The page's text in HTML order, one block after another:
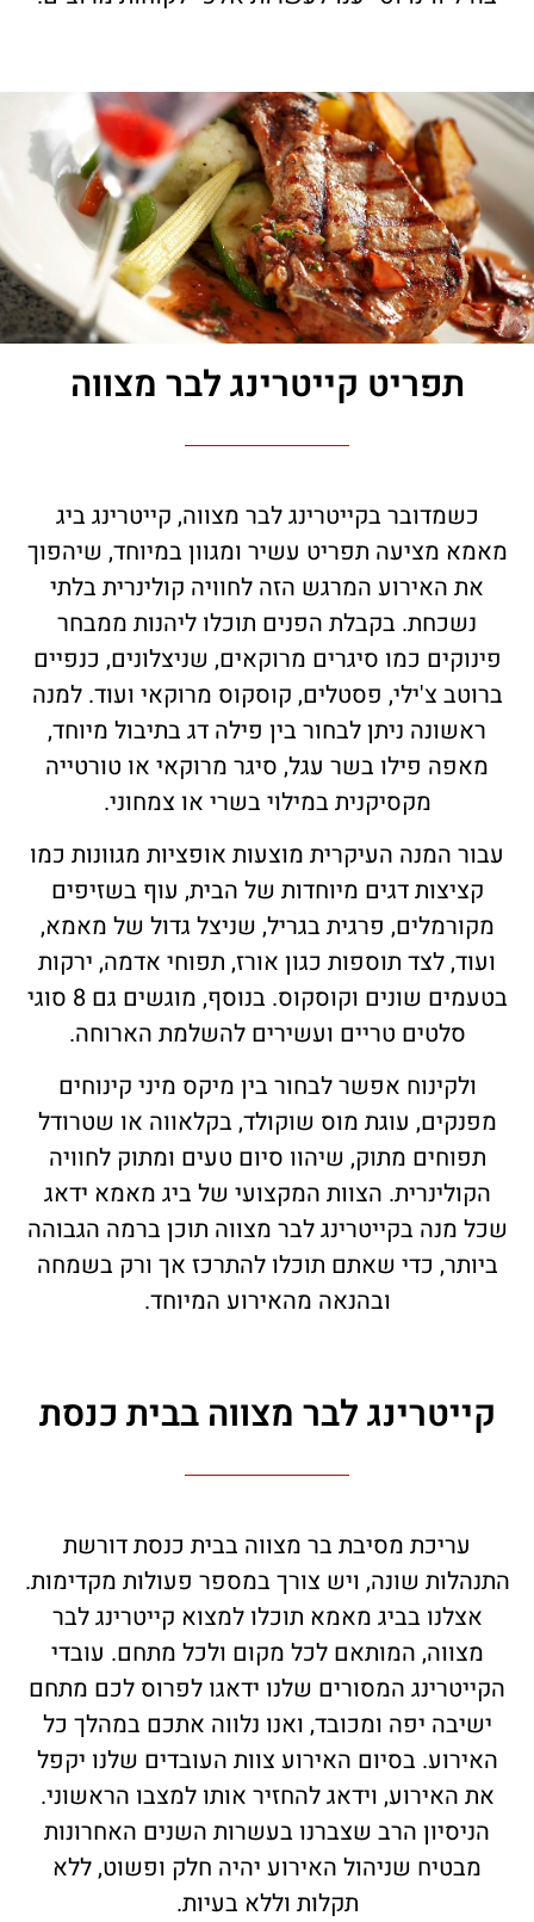
תפריט קייטרינג לבר מצווה
כשמדובר בקייטרינג לבר מצווה, קייטרינג ביג
מאמא מציעה תפריט עשיר ומגוון במיוחד, שיהפוך
את האירוע המרגש הזה לחוויה קולינרית בלתי
נשכחת. בקבלת הפנים תוכלו ליהנות ממבחר
פינוקים כמו סיגרים מרוקאים, שניצלונים, כנפיים
ברוטב צ'ילי, פסטלים, קוסקוס מרוקאי ועוד. למנה
ראשונה ניתן לבחור בין פילה דג בתיבול מיוחד,
מאפה פילו בשר עגל, סיגר מרוקאי או טורטייה
מקסיקנית במילוי בשרי או צמחוני.
עבור המנה העיקרית מוצעות אופציות מגוונות כמו
קציצות דגים מיוחדות של הבית, עוף בשזיפים
מקורמלים, פרגית בגריל, שניצל גדול של מאמא,
ועוד, לצד תוספות כגון אורז, תפוחי אדמה, ירקות
בטעמים שונים וקוסקוס. בנוסף, מוגשים גם 8 סוגי
סלטים טריים ועשירים להשלמת הארוחה.
ולקינוח אפשר לבחור בין מיקס מיני קינוחים
מפנקים, עוגת מוס שוקולד, בקלאווה או שטרודל
תפוחים מתוק, שיהוו סיום טעים ומתוק לחוויה
הקולינרית. הצוות המקצועי של ביג מאמא ידאג
שכל מנה בקייטרינג לבר מצווה תוכן ברמה הגבוהה
ביותר, כדי שאתם תוכלו להתרכז אך ורק בשמחה
ובהנאה מהאירוע המיוחד.
קייטרינג לבר מצווה בבית כנסת
עריכת מסיבת בר מצווה בבית כנסת דורשת
התנהלות שונה, ויש צורך במספר פעולות מקדימות.
אצלנו בביג מאמא תוכלו למצוא קייטרינג לבר
מצווה, המותאם לכל מקום ולכל מתחם. עובדי
הקייטרינג המסורים שלנו ידאגו לפרוס לכם מתחם
ישיבה יפה ומכובד, ואנו נלווה אתכם במהלך כל
האירוע. בסיום האירוע צוות העובדים שלנו יקפל
את האירוע, וידאג להחזיר אותו למצבו הראשוני.
הניסיון הרב שצברנו בעשרות השנים האחרונות
מבטיח שניהול האירוע יהיה חלק ופשוט, ללא
תקלות וללא בעיות.